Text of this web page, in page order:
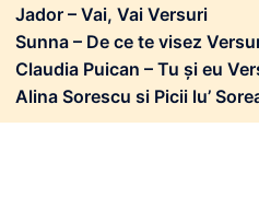
Jador – Vai, Vai Versuri
Sunna – De ce te visez
Claudia Puican – Tu și eu
Alina Sorescu si Picii lu’